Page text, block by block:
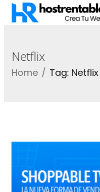
Netflix
Home Tag: Netflix